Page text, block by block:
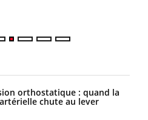
orthostatique : quand la
chute au lever